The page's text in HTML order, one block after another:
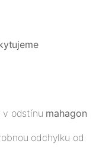
v odstínu mahagon
odchylku od